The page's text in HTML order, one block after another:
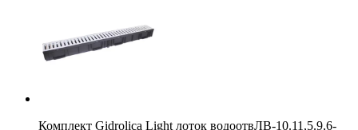
Комплект Gidrolica Light лоток водоотвЛВ-10.11,5.9,6-